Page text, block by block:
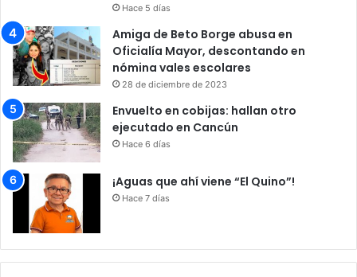
Hace 5 días
Amiga de Beto Borge abusa en
Oficialía Mayor, descontando en
nómina vales escolares
28 de diciembre de 2023
Envuelto en cobijas: hallan otro
ejecutado en Cancún
Hace 6 días
¡Aguas que ahí viene “El Quino”!
Hace 7 días